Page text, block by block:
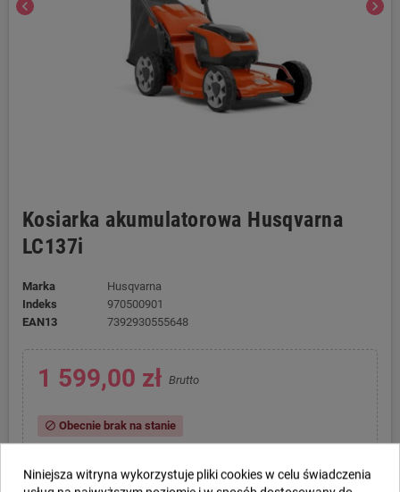
chevron_left chevron_right
Kosiarka akumulatorowa Husqvarna
LC137i
Marka
Husqvarna
Indeks
970500901
EAN13
7392930555648
1 599,00 zł Brutto
block Obecnie brak na stanie
Niniejsza witryna wykorzystuje pliki cookies w celu świadczenia